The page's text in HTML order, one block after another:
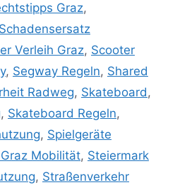
Graz,
Schadensersatz
Verleih Graz, Scooter
, Segway Regeln, Shared
Radweg, Skateboard,
, Skateboard Regeln,
, Spielgeräte
Mobilität, Steiermark
, Straßenverkehr